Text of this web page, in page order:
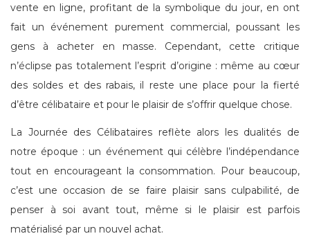
vente en ligne, profitant de la symbolique du jour, en ont
fait un événement purement commercial, poussant les
gens à acheter en masse. Cependant, cette critique
n’éclipse pas totalement l’esprit d’origine : même au cœur
des soldes et des rabais, il reste une place pour la fierté
d’être célibataire et pour le plaisir de s’offrir quelque chose.
La Journée des Célibataires reflète alors les dualités de
notre époque : un événement qui célèbre l’indépendance
tout en encourageant la consommation. Pour beaucoup,
c’est une occasion de se faire plaisir sans culpabilité, de
penser à soi avant tout, même si le plaisir est parfois
matérialisé par un nouvel achat.